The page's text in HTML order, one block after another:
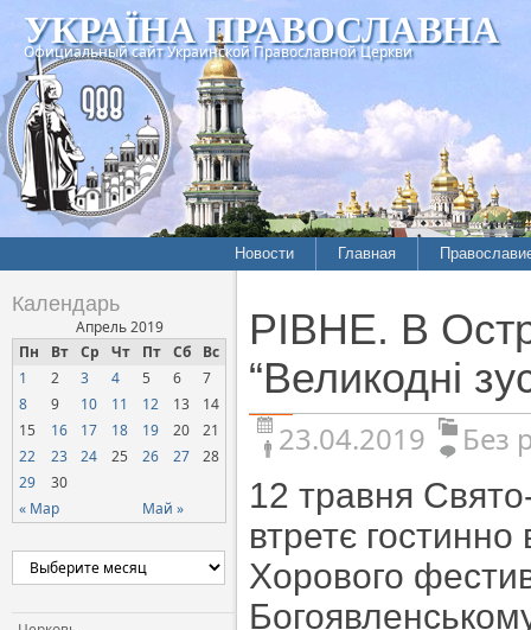
УКРАЇНА ПРАВОСЛАВНА
Официальный сайт Украинской Православной Церкви
Новости Главная
Календарь
Апрель 2019
Пн
Вт Ср Чт Пт Сб Вс
« Мар Май »
1 2 3 4 5 6
7
8
9 10 11 12 13
14
15
16 17 18 19 20
21
22
23 24 25 26 27
28
29
30
РІВНЕ. В
“Великодні
23.04.2019
Без
12 травня
втретє
Хорового